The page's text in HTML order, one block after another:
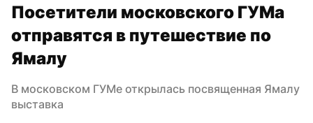
Посетители московского ГУМа
отправятся в путешествие по
Ямалу
В московском ГУМе открылась посвященная Ямалу
выставка